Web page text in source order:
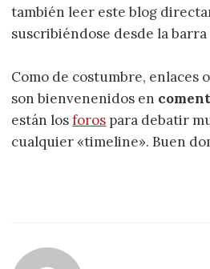
también leer este blog
suscribiéndose desde la
Como de costumbre, enlaces
son bienvenenidos en
están losforos para debatir
cualquier «timeline». Buen